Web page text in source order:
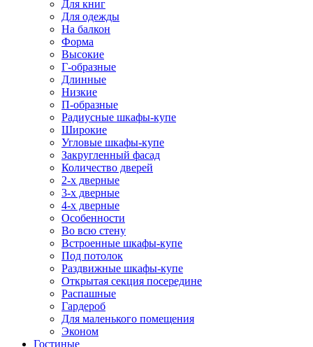
Для книг
Для одежды
На балкон
Форма
Высокие
Г-образные
Длинные
Низкие
П-образные
Радиусные шкафы-купе
Широкие
Угловые шкафы-купе
Закругленный фасад
Количество дверей
2-х дверные
3-х дверные
4-х дверные
Особенности
Во всю стену
Встроенные шкафы-купе
Под потолок
Раздвижные шкафы-купе
Открытая секция посередине
Распашные
Гардероб
Для маленького помещения
Эконом
Гостиные